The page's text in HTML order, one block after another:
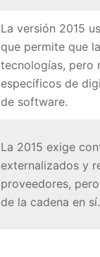
La versión 2015
que permite que
tecnologías, pero
específicos de
de software.
La 2015 exige
externalizados y
proveedores,
de la cadena en sí.